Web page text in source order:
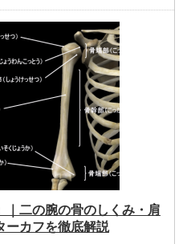
｜二の腕の骨のしくみ・肩
ーカフを徹底解説